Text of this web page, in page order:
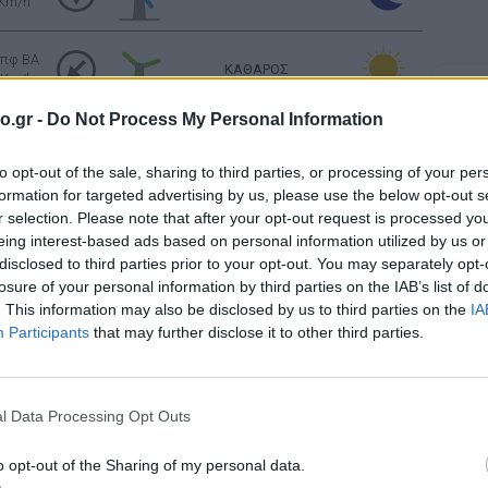
- Do Not Process My Personal Information
opt-out of the sale, sharing to third parties, or processing of your
for targeted advertising by us, please use the below opt-out
selection. Please note that after your opt-out request is processed
interest-based ads based on personal information utilized by us
to third parties prior to your opt-out. You may separately
of your personal information by third parties on the IAB’s list of
This information may also be disclosed by us to third parties on the
Participants that may further disclose it to other third parties.
Data Processing Opt Outs
opt-out of the Sharing of my personal data.
BA
h
ΚΑΘΑΡΟΣ
BA
Km/h
ΣΥΝΝΕΦΙΑΣΜΕΝΟΣ
BA
h
ΣΥΝΝΕΦΙΑΣΜΕΝΟΣ
ΑΣΘΕΝΗΣ ΒΡΟΧΗ
2026